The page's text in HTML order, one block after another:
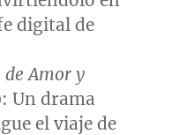
digital de
Amor y
Un drama
el viaje de